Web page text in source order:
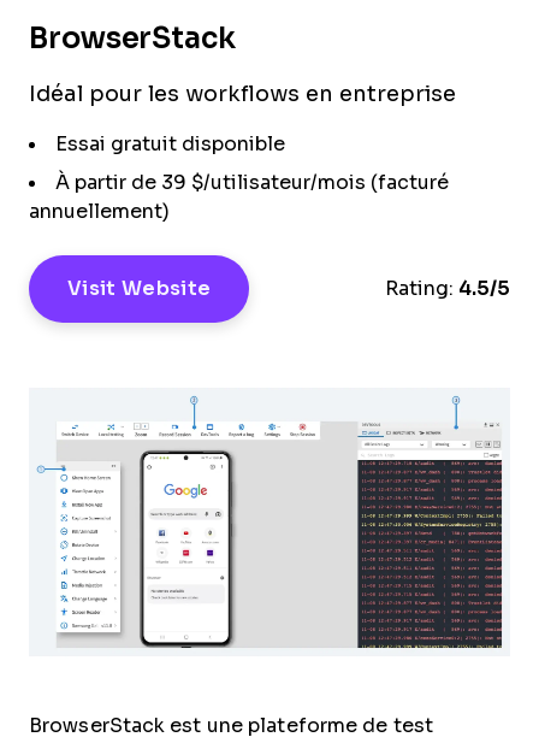
BrowserStack
Idéal pour les workflows en entreprise
Essai gratuit disponible
À partir de 39 $/utilisateur/mois (facturé
annuellement)
Visit Website Rating: 4.5/5
BrowserStack est une plateforme de test